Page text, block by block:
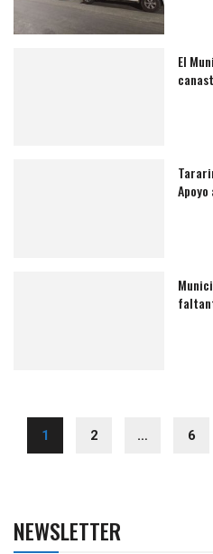
El
1 2 … 6
NEWSLETTER